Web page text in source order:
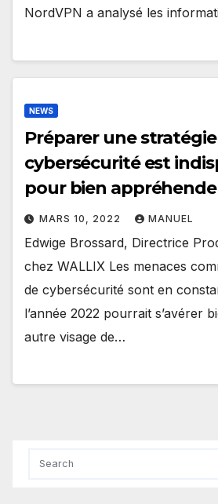
NordVPN a analysé les
NEWS
Préparer une
cybersécurité est
pour bien
MARS 10, 2022 MANUEL
Edwige Brossard, Directrice
chez WALLIX Les menaces
de cybersécurité sont en
l’année 2022 pourrait s’avérer
autre visage de…